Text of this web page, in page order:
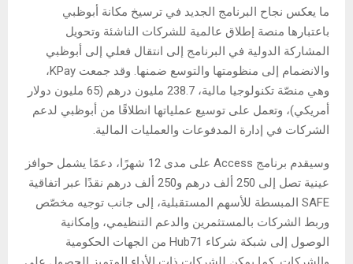
ما يعكس نجاح البرنامج الجديد في ترسيخ مكانة أبوظبي
باعتبارها منصة إطلاق عالمية للشركات الناشئة وتحويل
المشاركة الدولية في البرنامج إلى انتقال فعلي إلى أبوظبي
والانضمام إلى منظومتها والتوسع ضمنها. وقد جمعت KPay،
وهي منصّة تكنولوجيا مالية، 238.7 مليون درهم (65 مليون دولار
أمريكي)، وتعمل على توسيع عملياتها انطلاقًا من أبوظبي لدعم
الشركات في إدارة المدفوعات والعمليات المالية.
وسيقدم برنامج Access على مدى 12 شهرًا، دعمًا يشمل حوافز
عينية تصل إلى 250 ألف درهم و250 ألف درهم نقدًا عبر اتفاقية
SAFE المبسطة للأسهم المستقبلية، إلى جانب توجيه مخصّص
وربط الشركات بالمستثمرين والدعم التنظيمي، وإمكانية
الوصول إلى شبكة شركاء Hub71 من الجهات الحكومية